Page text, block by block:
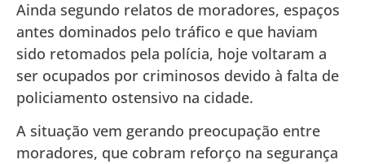
Ainda segundo relatos de moradores, espaços
antes dominados pelo tráfico e que haviam
sido retomados pela polícia, hoje voltaram a
ser ocupados por criminosos devido à falta de
policiamento ostensivo na cidade.
A situação vem gerando preocupação entre
moradores, que cobram reforço na segurança